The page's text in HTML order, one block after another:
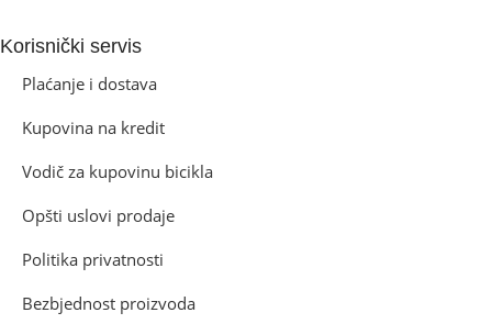
Korisnički servis
Plaćanje i dostava
Kupovina na kredit
Vodič za kupovinu bicikla
Opšti uslovi prodaje
Politika privatnosti
Bezbjednost proizvoda